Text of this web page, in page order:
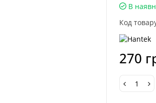
В
Код
270